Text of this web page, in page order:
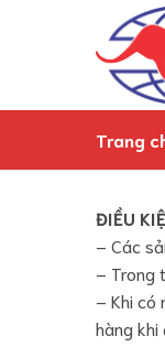
Trang
ĐIỀU
– Các
– Trong
– Khi có
hàng khi